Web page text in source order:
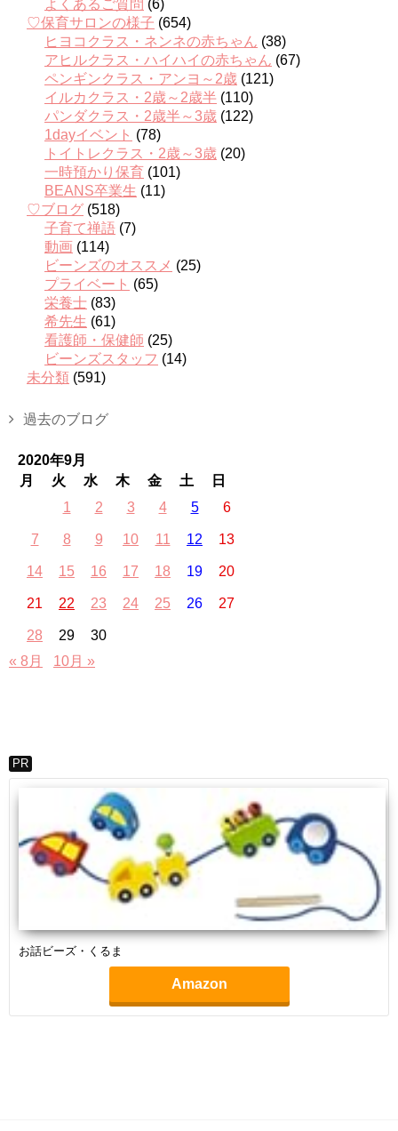
よくあるご質問 (6)
♡保育サロンの様子 (654)
ヒヨコクラス・ネンネの赤ちゃん (38)
アヒルクラス・ハイハイの赤ちゃん (67)
ペンギンクラス・アンヨ～2歳 (121)
イルカクラス・2歳～2歳半 (110)
パンダクラス・2歳半～3歳 (122)
1dayイベント (78)
トイトレクラス・2歳～3歳 (20)
一時預かり保育 (101)
BEANS卒業生 (11)
♡ブログ (518)
子育て禅語 (7)
動画 (114)
ビーンズのオススメ (25)
プライベート (65)
栄養士 (83)
希先生 (61)
看護師・保健師 (25)
ビーンズスタッフ (14)
未分類 (591)
過去のブログ
2020年9月
月
火 水 木 金 土
日
1
2 3 4 5 6
7 8 9 10 11 12 13
14 15 16 17 18 19 20
21 22 23 24 25 26 27
28 29
30
« 8月
10月 »
PR
お話ビーズ・くるま
Amazon